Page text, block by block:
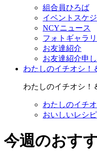
組合員ひろば
イベントスケ
NCYニュース
フォトギャラ
お友達紹介
お友達紹介申
わたしのイチオシ！
わたしのイチオシ！
わたしのイチオ
おいしいレシピ
今週のおす